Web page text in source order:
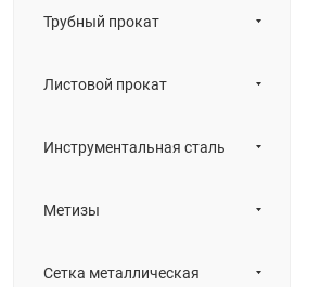
Трубный прокат
Листовой прокат
Инструментальная сталь
Метизы
Сетка металлическая